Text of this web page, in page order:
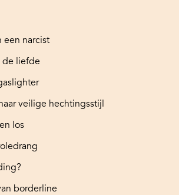
een narcist
de liefde
veilige hechtingsstijl
los
borderline